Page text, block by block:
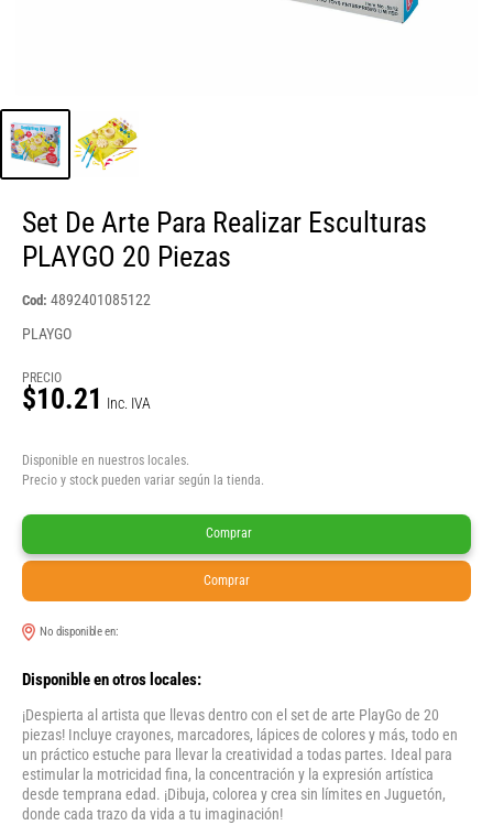
Set De Arte Para Realizar Esculturas
PLAYGO 20 Piezas
Cod: 4892401085122
PLAYGO
PRECIO
$10.21 Inc. IVA
Disponible en nuestros locales.
Precio y stock pueden variar según la tienda.
Comprar
Comprar
No disponible en:
Disponible en otros locales:
¡Despierta al artista que llevas dentro con el set de arte PlayGo de 20
piezas! Incluye crayones, marcadores, lápices de colores y más, todo en
un práctico estuche para llevar la creatividad a todas partes. Ideal para
estimular la motricidad fina, la concentración y la expresión artística
desde temprana edad. ¡Dibuja, colorea y crea sin límites en Juguetón,
donde cada trazo da vida a tu imaginación!